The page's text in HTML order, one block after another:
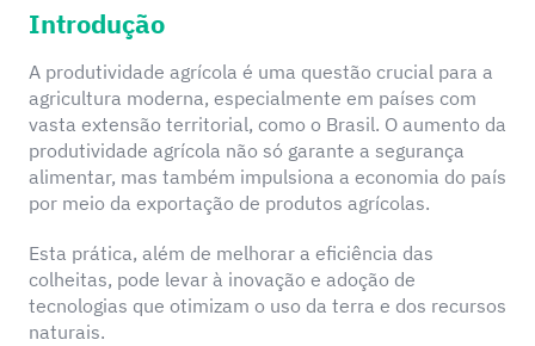
Introdução
A produtividade agrícola é uma questão crucial para a
agricultura moderna, especialmente em países com
vasta extensão territorial, como o Brasil. O aumento da
produtividade agrícola não só garante a segurança
alimentar, mas também impulsiona a economia do país
por meio da exportação de produtos agrícolas.
Esta prática, além de melhorar a eficiência das
colheitas, pode levar à inovação e adoção de
tecnologias que otimizam o uso da terra e dos recursos
naturais.